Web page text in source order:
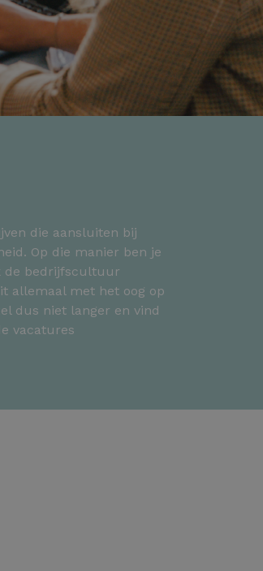
die aansluiten bij
Op die manier ben je
de bedrijfscultuur
allemaal met het oog op
dus niet langer en vind
vacatures